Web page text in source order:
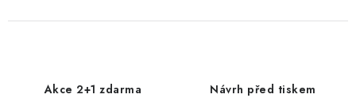
Akce 2+1 zdarma Návrh před tiskem